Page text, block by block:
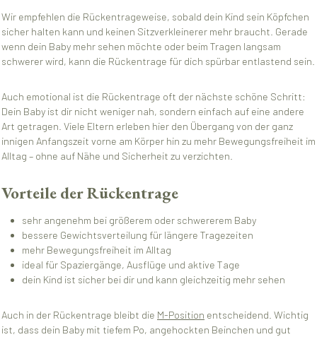
Wir empfehlen die Rückentrageweise, sobald dein Kind sein Köpfchen
sicher halten kann und keinen Sitzverkleinerer mehr braucht. Gerade
wenn dein Baby mehr sehen möchte oder beim Tragen langsam
schwerer wird, kann die Rückentrage für dich spürbar entlastend sein.
Auch emotional ist die Rückentrage oft der nächste schöne Schritt:
Dein Baby ist dir nicht weniger nah, sondern einfach auf eine andere
Art getragen. Viele Eltern erleben hier den Übergang von der ganz
innigen Anfangszeit vorne am Körper hin zu mehr Bewegungsfreiheit im
Alltag – ohne auf Nähe und Sicherheit zu verzichten.
Vorteile der Rückentrage
sehr angenehm bei größerem oder schwererem Baby
bessere Gewichtsverteilung für längere Tragezeiten
mehr Bewegungsfreiheit im Alltag
ideal für Spaziergänge, Ausflüge und aktive Tage
dein Kind ist sicher bei dir und kann gleichzeitig mehr sehen
Auch in der Rückentrage bleibt die M-Position entscheidend. Wichtig
ist, dass dein Baby mit tiefem Po, angehockten Beinchen und gut